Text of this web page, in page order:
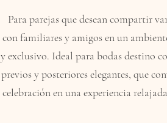
Para parejas que desean compartir
con familiares y amigos en un
y exclusivo. Ideal para bodas destino
previos y posteriores elegantes, que
celebración en una experiencia